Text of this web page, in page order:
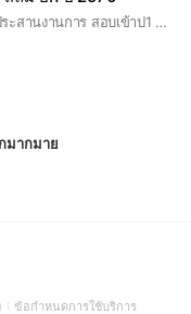
กลุ่มนี้สำหรับ ประกาศข่าวสารและประสานงานการ สอบเข้าป1 ชั้นประถมศึกษาปีที่1 ปีการศึกษา2570 เท่านั้น
มากมาย
(Open
ข้อกำหนดการใช้บริการ(Open